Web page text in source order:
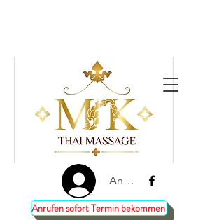
Anrufen sofort Termin bekommen
Anmelden